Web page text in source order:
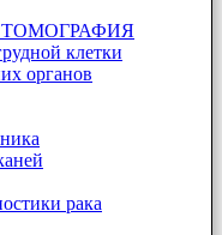
клетки
органов
рака